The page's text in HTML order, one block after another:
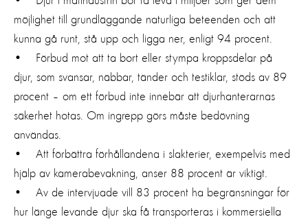
möjlighet till grundläggande naturliga beteenden och att
kunna gå runt, stå upp och ligga ner, enligt 94 procent.
• Förbud mot att ta bort eller stympa kroppsdelar på
djur, som svansar, näbbar, tänder och testiklar, stöds av 89
procent – om ett förbud inte innebär att djurhanterarnas
säkerhet hotas. Om ingrepp görs måste bedövning
användas.
• Att förbättra förhållandena i slakterier, exempelvis med
hjälp av kamerabevakning, anser 88 procent är viktigt.
• Av de intervjuade vill 83 procent ha begränsningar för
hur länge levande djur ska få transporteras i kommersiella